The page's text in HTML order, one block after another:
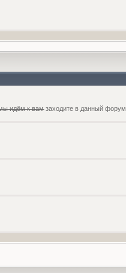
идём к вамзаходите в данный форум.